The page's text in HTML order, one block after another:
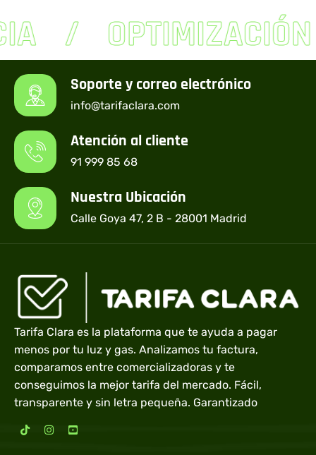
OPTIMIZACIÓN
Soporte y correo electrónico
info@tarifaclara.com
Atención al cliente
91 999 85 68
Nuestra Ubicación
Calle Goya 47, 2 B - 28001 Madrid
Tarifa Clara es la plataforma que te ayuda a pagar
menos por tu luz y gas. Analizamos tu factura,
comparamos entre comercializadoras y te
conseguimos la mejor tarifa del mercado. Fácil,
transparente y sin letra pequeña. Garantizado